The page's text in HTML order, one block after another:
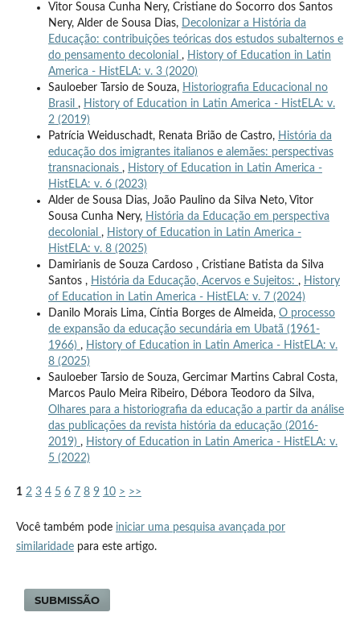
Vitor Sousa Cunha Nery, Cristiane do Socorro dos Santos
Nery, Alder de Sousa Dias,
Decolonizar a História da
Educação: contribuições teóricas dos estudos subalternos e
do pensamento decolonial , History of Education in Latin
America - HistELA: v. 3 (2020)
Sauloeber Tarsio de Souza, Historiografia Educacional no
Brasil , History of Education in Latin America - HistELA: v.
2 (2019)
Patrícia Weiduschadt, Renata Brião de Castro, História da
educação dos imigrantes italianos e alemães: perspectivas
transnacionais , History of Education in Latin America -
HistELA: v. 6 (2023)
Alder de Sousa Dias, João Paulino da Silva Neto, Vitor
Sousa Cunha Nery, História da Educação em perspectiva
decolonial , History of Education in Latin America -
HistELA: v. 8 (2025)
Damirianis de Souza Cardoso , Cristiane Batista da Silva
Santos , História da Educação, Acervos e Sujeitos: , History
of Education in Latin America - HistELA: v. 7 (2024)
Danilo Morais Lima, Cíntia Borges de Almeida, O processo
de expansão da educação secundária em Ubatã (1961-
1966) , History of Education in Latin America - HistELA: v.
8 (2025)
Sauloeber Tarsio de Souza, Gercimar Martins Cabral Costa,
Marcos Paulo Meira Ribeiro, Débora Teodoro da Silva,
Olhares para a historiografia da educação a partir da análise
das publicações da revista história da educação (2016-
2019) , History of Education in Latin America - HistELA: v.
5 (2022)
1 2 3 4 5 6 7 8 9 10 > >>
Você também pode iniciar uma pesquisa avançada por
similaridadepara este artigo.
SUBMISSÃO